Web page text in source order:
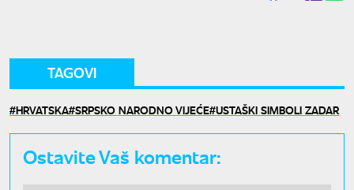
TAGOVI
HRVATSKA SRPSKO NARODNO VIJEĆE USTAŠKI SIMBOLI ZADAR
Ostavite Vaš komentar: